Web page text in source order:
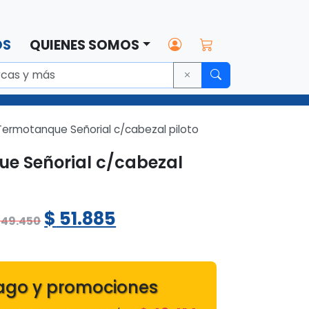
QUIENES SOMOS
Señorial c/cabezal piloto
Señorial c/cabezal
El
era:
$ 51.885
es:
y promociones